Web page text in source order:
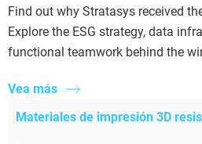
Find out why Stratasys received
Explore the ESG strategy, data
functional teamwork behind the
Vea más
Materiales de impresión 3D